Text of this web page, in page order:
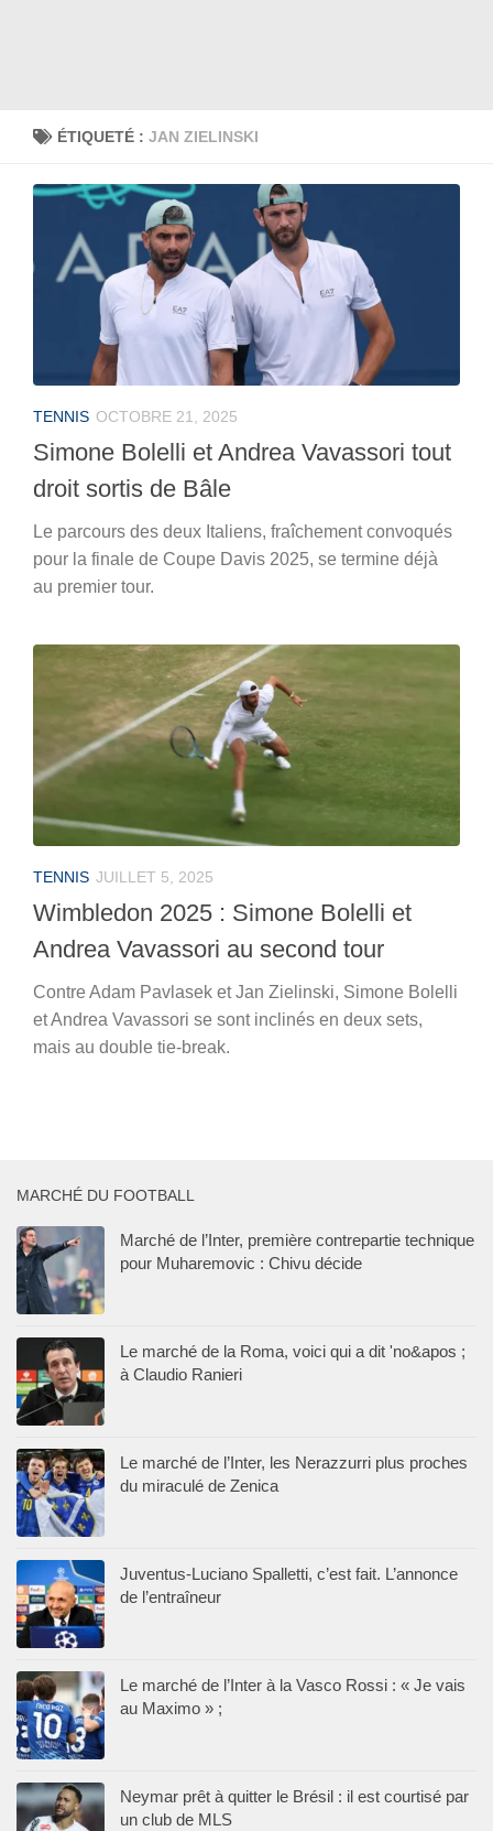
ÉTIQUETÉ : JAN ZIELINSKI
TENNIS OCTOBRE 21, 2025
Simone Bolelli et Andrea Vavassori tout
droit sortis de Bâle
Le parcours des deux Italiens, fraîchement convoqués
pour la finale de Coupe Davis 2025, se termine déjà
au premier tour.
TENNIS JUILLET 5, 2025
Wimbledon 2025 : Simone Bolelli et
Andrea Vavassori au second tour
Contre Adam Pavlasek et Jan Zielinski, Simone Bolelli
et Andrea Vavassori se sont inclinés en deux sets,
mais au double tie-break.
MARCHÉ DU FOOTBALL
Marché de l’Inter, première contrepartie technique
pour Muharemovic : Chivu décide
Le marché de la Roma, voici qui a dit 'no&apos ;
à Claudio Ranieri
Le marché de l’Inter, les Nerazzurri plus proches
du miraculé de Zenica
Juventus-Luciano Spalletti, c’est fait. L’annonce
de l’entraîneur
Le marché de l’Inter à la Vasco Rossi : « Je vais
au Maximo » ;
Neymar prêt à quitter le Brésil : il est courtisé par
un club de MLS